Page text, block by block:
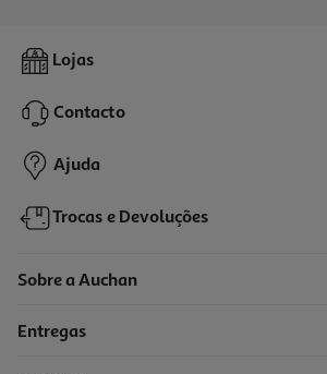
Lojas
Contacto
Ajuda
Trocas e Devoluções
Sobre a Auchan
Entregas